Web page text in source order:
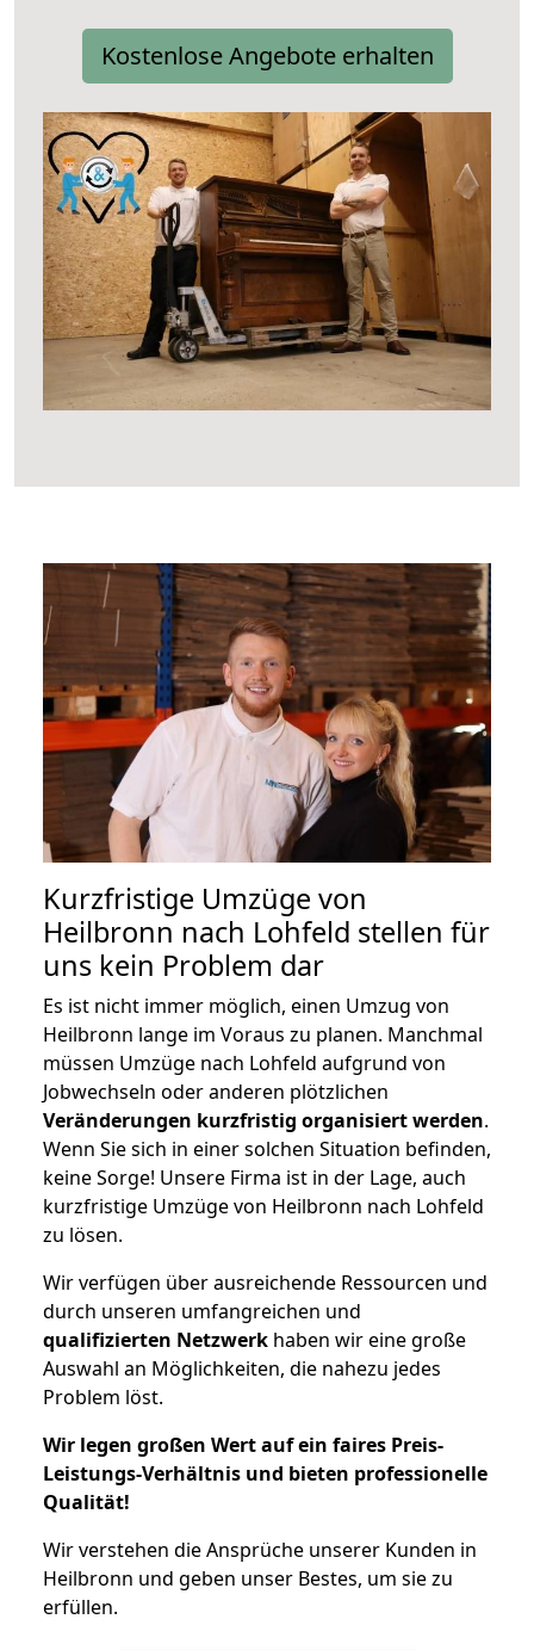
Kostenlose Angebote erhalten
Kurzfristige Umzüge von
Heilbronn nach Lohfeld stellen für
uns kein Problem dar
Es ist nicht immer möglich, einen Umzug von
Heilbronn lange im Voraus zu planen. Manchmal
müssen Umzüge nach Lohfeld aufgrund von
Jobwechseln oder anderen plötzlichen
Veränderungen kurzfristig organisiert werden.
Wenn Sie sich in einer solchen Situation befinden,
keine Sorge! Unsere Firma ist in der Lage, auch
kurzfristige Umzüge von Heilbronn nach Lohfeld
zu lösen.
Wir verfügen über ausreichende Ressourcen und
durch unseren umfangreichen und
qualifizierten Netzwerk haben wir eine große
Auswahl an Möglichkeiten, die nahezu jedes
Problem löst.
Wir legen großen Wert auf ein faires Preis-
Leistungs-Verhältnis und bieten professionelle
Qualität!
Wir verstehen die Ansprüche unserer Kunden in
Heilbronn und geben unser Bestes, um sie zu
erfüllen.